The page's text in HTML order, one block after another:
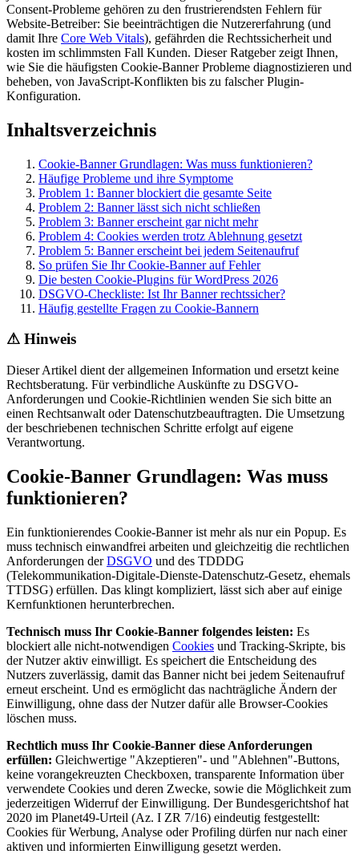
Consent-Probleme gehören zu den frustrierendsten Fehlern für
Website-Betreiber: Sie beeinträchtigen die Nutzererfahrung (und
damit Ihre Core Web Vitals), gefährden die Rechtssicherheit und
kosten im schlimmsten Fall Kunden. Dieser Ratgeber zeigt Ihnen,
wie Sie die häufigsten Cookie-Banner Probleme diagnostizieren und
beheben, von JavaScript-Konflikten bis zu falscher Plugin-
Konfiguration.
Inhaltsverzeichnis
Cookie-Banner Grundlagen: Was muss funktionieren?
Häufige Probleme und ihre Symptome
Problem 1: Banner blockiert die gesamte Seite
Problem 2: Banner lässt sich nicht schließen
Problem 3: Banner erscheint gar nicht mehr
Problem 4: Cookies werden trotz Ablehnung gesetzt
Problem 5: Banner erscheint bei jedem Seitenaufruf
So prüfen Sie Ihr Cookie-Banner auf Fehler
Die besten Cookie-Plugins für WordPress 2026
DSGVO-Checkliste: Ist Ihr Banner rechtssicher?
Häufig gestellte Fragen zu Cookie-Bannern
⚠ Hinweis
Dieser Artikel dient der allgemeinen Information und ersetzt keine
Rechtsberatung. Für verbindliche Auskünfte zu DSGVO-
Anforderungen und Cookie-Richtlinien wenden Sie sich bitte an
einen Rechtsanwalt oder Datenschutzbeauftragten. Die Umsetzung
der beschriebenen technischen Schritte erfolgt auf eigene
Verantwortung.
Cookie-Banner Grundlagen: Was muss
funktionieren?
Ein funktionierendes Cookie-Banner ist mehr als nur ein Popup. Es
muss technisch einwandfrei arbeiten und gleichzeitig die rechtlichen
Anforderungen derDSGVO und des TDDDG
(Telekommunikation-Digitale-Dienste-Datenschutz-Gesetz, ehemals
TTDSG) erfüllen. Das klingt kompliziert, lässt sich aber auf einige
Kernfunktionen herunterbrechen.
Technisch muss Ihr Cookie-Banner folgendes leisten: Es
blockiert alle nicht-notwendigen Cookies und Tracking-Skripte, bis
der Nutzer aktiv einwilligt. Es speichert die Entscheidung des
Nutzers zuverlässig, damit das Banner nicht bei jedem Seitenaufruf
erneut erscheint. Und es ermöglicht das nachträgliche Ändern der
Einwilligung, ohne dass der Nutzer dafür alle Browser-Cookies
löschen muss.
Rechtlich muss Ihr Cookie-Banner diese Anforderungen
erfüllen: Gleichwertige "Akzeptieren"- und "Ablehnen"-Buttons,
keine vorangekreuzten Checkboxen, transparente Information über
verwendete Cookies und deren Zwecke, sowie die Möglichkeit zum
jederzeitigen Widerruf der Einwilligung. Der Bundesgerichtshof hat
2020 im Planet49-Urteil (Az. I ZR 7/16) eindeutig festgestellt:
Cookies für Werbung, Analyse oder Profiling dürfen nur nach einer
aktiven und informierten Einwilligung gesetzt werden.